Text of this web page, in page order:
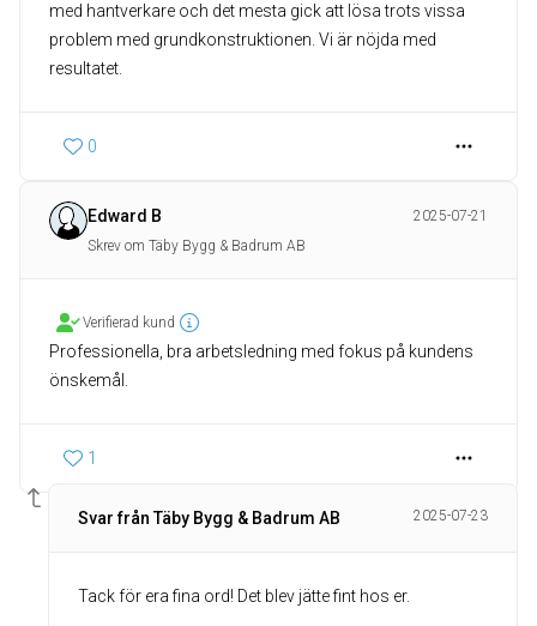
med hantverkare och det mesta gick att lösa trots vissa
problem med grundkonstruktionen. Vi är nöjda med
resultatet.
0
Edward B
2025-07-21
Skrev om Täby Bygg & Badrum AB
Verifierad kund
Professionella, bra arbetsledning med fokus på kundens
önskemål.
1
Svar från Täby Bygg & Badrum AB 2025-07-23
Tack för era fina ord! Det blev jätte fint hos er.